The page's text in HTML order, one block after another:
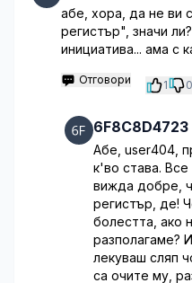
абе, хора, да не ви
регистър", значи
инициатива... ама с
Отговори 1 0
6F8C8D4723
Абе, user404,
к'во става.
вижда добре,
регистър, де!
болестта, ако
разполагаме?
лекуваш сляп
са очите му,